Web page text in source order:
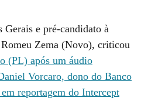
e pré-candidato à
Zema (Novo), criticou
(PL) após um áudio
Vorcaro, dono do Banco
reportagem do Intercept